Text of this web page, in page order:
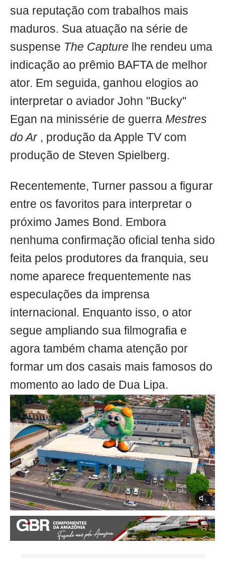
sua reputação com trabalhos mais
maduros. Sua atuação na série de
suspense The Capture lhe rendeu uma
indicação ao prêmio BAFTA de melhor
ator. Em seguida, ganhou elogios ao
interpretar o aviador John "Bucky"
Egan na minissérie de guerra Mestres
do Ar , produção da Apple TV com
produção de Steven Spielberg.
Recentemente, Turner passou a figurar
entre os favoritos para interpretar o
próximo James Bond. Embora
nenhuma confirmação oficial tenha sido
feita pelos produtores da franquia, seu
nome aparece frequentemente nas
especulações da imprensa
internacional. Enquanto isso, o ator
segue ampliando sua filmografia e
agora também chama atenção por
formar um dos casais mais famosos do
momento ao lado de Dua Lipa.